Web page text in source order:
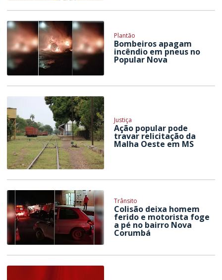
Plantão
Bombeiros apagam
incêndio em pneus no
Popular Nova
Justiça
Ação popular pode
travar relicitação da
Malha Oeste em MS
Trânsito
Colisão deixa homem
ferido e motorista foge
a pé no bairro Nova
Corumbá